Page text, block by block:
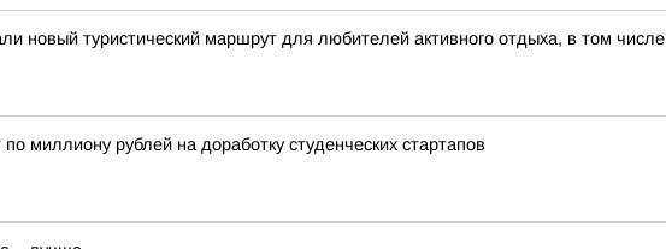
новый туристический маршрут для любителей активного отдыха, в том
миллиону рублей на доработку студенческих стартапов